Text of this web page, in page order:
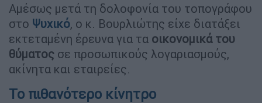
Αμέσως μετά τη δολοφονία του τοπογράφου
στο Ψυχικό, ο κ. Βουρλιώτης είχε διατάξει
εκτεταμένη έρευνα για τα οικονομικά του
θύματος σε προσωπικούς λογαριασμούς,
ακίνητα και εταιρείες.
Το πιθανότερο κίνητρο